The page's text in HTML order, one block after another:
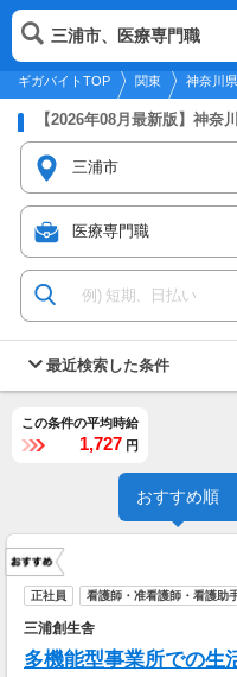
2026年8月6日更新
関東
ギガバイトTOP 関東 神奈川県
三浦市、医療専門職
【2026年08月最新版】神奈川県 三浦市の医
三浦市
医療専門職
最近検索した条件
この条件の平均時給
1,727 円
おすすめ順
正社員 看護師・准看護師・看護助
三浦創生舎
多機能型事業所での生